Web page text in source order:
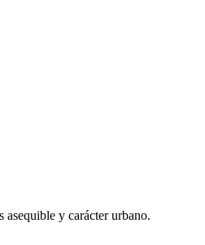
asequible y carácter urbano.